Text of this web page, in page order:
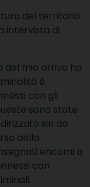
del territorio
intervista di
del mio arrivo ha
è
con gli
sono state
sin da
della
encomi a
con